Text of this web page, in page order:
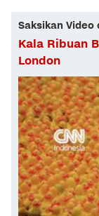
Saksikan Video
Kala Ribuan
London